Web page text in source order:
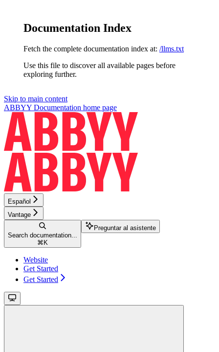
Documentation Index
Fetch the complete documentation index at: /llms.txt
Use this file to discover all available pages before
exploring further.
Skip to main content
ABBYY Documentation home page
Español
Vantage
Search documentation...
⌘ K
Preguntar al asistente
Website
Get Started
Get Started